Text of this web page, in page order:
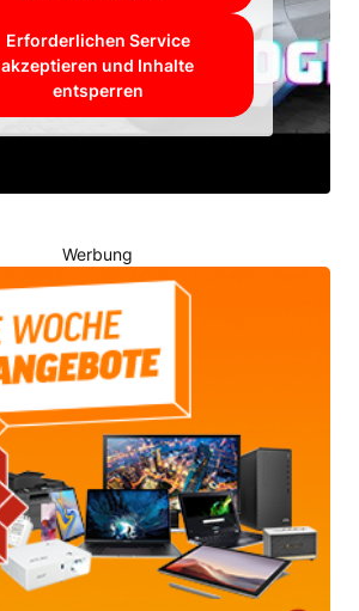
Erforderlichen Service
akzeptieren und Inhalte
entsperren
Werbung